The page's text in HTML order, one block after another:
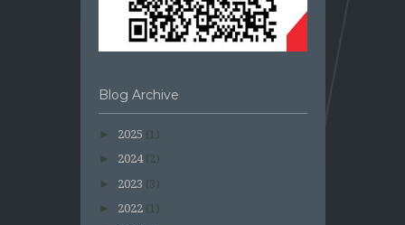
Blog Archive
► 2025 (1)
► 2024 (2)
► 2023 (3)
► 2022 (1)